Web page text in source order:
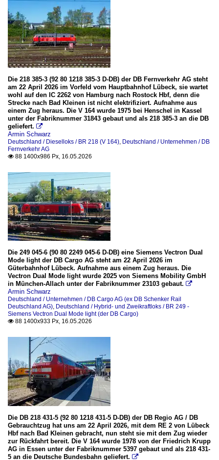
Die 218 385-3 (92 80 1218 385-3 D-DB) der DB Fernverkehr AG steht
am 22 April 2026 im Vorfeld vom Hauptbahnhof Lübeck, sie wartet
wohl auf den IC 2262 von Hamburg nach Rostock Hbf, denn die
Strecke nach Bad Kleinen ist nicht elektrifiziert. Aufnahme aus
einem Zug heraus. Die V 164 wurde 1975 bei Henschel in Kassel
unter der Fabriknummer 31843 gebaut und als 218 385-3 an die DB
geliefert. 
Armin Schwarz
Deutschland / Dieselloks / BR 218 (V 164) Deutschland / Unternehmen / DB
Fernverkehr AG
 88 1400x986 Px, 16.05.2026
Die 249 045-6 (90 80 2249 045-6 D-DB) eine Siemens Vectron Dual
Mode light der DB Cargo AG steht am 22 April 2026 im
Güterbahnhof Lübeck. Aufnahme aus einem Zug heraus. Die
Vectron Dual Mode light wurde 2025 von Siemens Mobility GmbH
in München-Allach unter der Fabriknummer 23103 gebaut. 
Armin Schwarz
Deutschland / Unternehmen / DB Cargo AG (ex DB Schenker Rail
Deutschland AG) Deutschland / Hybrid- und Zweikraftloks / BR 249 -
Siemens Vectron Dual Mode light (der DB Cargo)
 88 1400x933 Px, 16.05.2026
Die DB 218 431-5 (92 80 1218 431-5 D-DB) der DB Regio AG / DB
Gebrauchtzug hat uns am 22 April 2026, mit dem RE 2 von Lübeck
Hbf nach Bad Kleinen gebracht, nun steht sie mit dem Zug wieder
zur Rückfahrt bereit. Die V 164 wurde 1978 von der Friedrich Krupp
AG in Essen unter der Fabriknummer 5397 gebaut und als 218 431-
5 an die Deutsche Bundesbahn geliefert. 